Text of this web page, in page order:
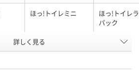
ほっ!トイレミニ
ほっ!トイレ
パック
EJ07701 E041645
詳しく見る